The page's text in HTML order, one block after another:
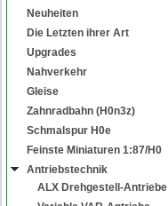
Neuheiten
Die Letzten ihrer Art
Upgrades
Nahverkehr
Gleise
Zahnradbahn (H0n3z)
Schmalspur H0e
Feinste Miniaturen 1:87/H0
Antriebstechnik
ALX Drehgestell-Antriebe